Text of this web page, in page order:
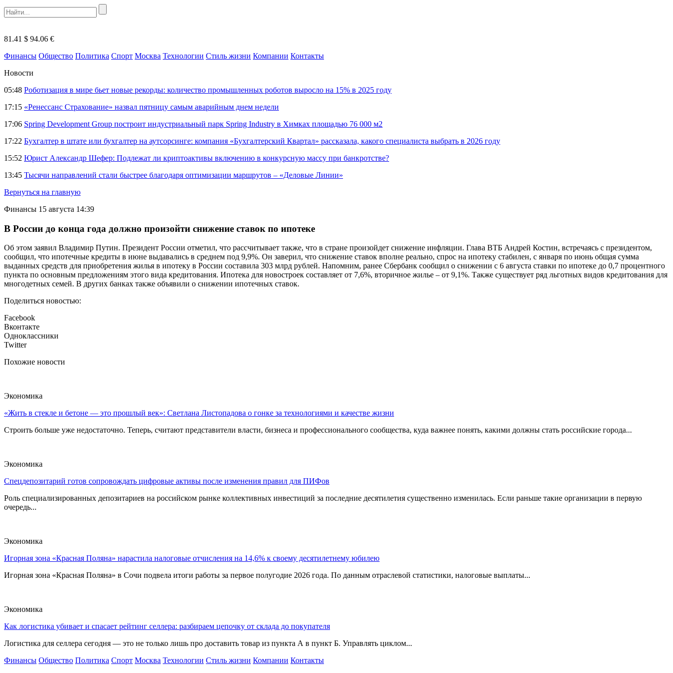
81.41 $ 94.06 €
Финансы Общество Политика Спорт Москва Технологии Стиль жизни Компании Контакты
Новости
05:48 Роботизация в мире бьет новые рекорды: количество промышленных роботов выросло на 15% в 2025 году
17:15 «Ренессанс Страхование» назвал пятницу самым аварийным днем недели
17:06 Spring Development Group построит индустриальный парк Spring Industry в Химках площадью 76 000 м2
17:22 Бухгалтер в штате или бухгалтер на аутсорсинге: компания «Бухгалтерский Квартал» рассказала, какого специалиста выбрать в 2026 году
15:52 Юрист Александр Шефер: Подлежат ли криптоактивы включению в конкурсную массу при банкротстве?
13:45 Тысячи направлений стали быстрее благодаря оптимизации маршрутов – «Деловые Линии»
Вернуться на главную
Финансы 15 августа 14:39
В России до конца года должно произойти снижение ставок по ипотеке
Об этом заявил Владимир Путин. Президент России отметил, что рассчитывает также, что в стране произойдет снижение инфляции. Глава ВТБ Андрей Костин, встречаясь с президентом,
сообщил, что ипотечные кредиты в июне выдавались в среднем под 9,9%. Он заверил, что снижение ставок вполне реально, спрос на ипотеку стабилен, с января по июнь общая сумма
выданных средств для приобретения жилья в ипотеку в России составила 303 млрд рублей. Напомним, ранее Сбербанк сообщил о снижении с 6 августа ставки по ипотеке до 0,7 процентного
пункта по основным предложениям этого вида кредитования. Ипотека для новостроек составляет от 7,6%, вторичное жилье – от 9,1%. Также существует ряд льготных видов кредитования для
многодетных семей. В других банках также объявили о снижении ипотечных ставок.
Поделиться новостью:
Facebook
Вконтакте
Одноклассники
Twitter
Похожие новости
Экономика
«Жить в стекле и бетоне — это прошлый век»: Светлана Листопадова о гонке за технологиями и качестве жизни
Строить больше уже недостаточно. Теперь, считают представители власти, бизнеса и профессионального сообщества, куда важнее понять, какими должны стать российские города...
Экономика
Спецдепозитарий готов сопровождать цифровые активы после изменения правил для ПИФов
Роль специализированных депозитариев на российском рынке коллективных инвестиций за последние десятилетия существенно изменилась. Если раньше такие организации в первую
очередь...
Экономика
Игорная зона «Красная Поляна» нарастила налоговые отчисления на 14,6% к своему десятилетнему юбилею
Игорная зона «Красная Поляна» в Сочи подвела итоги работы за первое полугодие 2026 года. По данным отраслевой статистики, налоговые выплаты...
Экономика
Как логистика убивает и спасает рейтинг селлера: разбираем цепочку от склада до покупателя
Логистика для селлера сегодня — это не только лишь про доставить товар из пункта А в пункт Б. Управлять циклом...
Финансы Общество Политика Спорт Москва Технологии Стиль жизни Компании Контакты